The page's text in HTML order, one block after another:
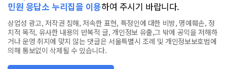
민원 응답소 누리집을 이용하여 주시기 바랍니다.
상업성 광고, 저작권 침해, 저속한 표현, 특정인에 대한 비방, 명예훼손, 정
치적 목적, 유사한 내용의 반복적 글, 개인정보 유출,그 밖에 공익을 저해하
거나 운영 취지에 맞지 않는 댓글은 서울특별시 조례 및 개인정보보호법에
의해 통보없이 삭제될 수 있습니다.